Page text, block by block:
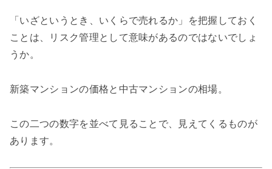
「いざというとき、いくらで売れるか」を把握しておく
ことは、リスク管理として意味があるのではないでしょ
うか。
新築マンションの価格と中古マンションの相場。
この二つの数字を並べて見ることで、見えてくるものが
あります。